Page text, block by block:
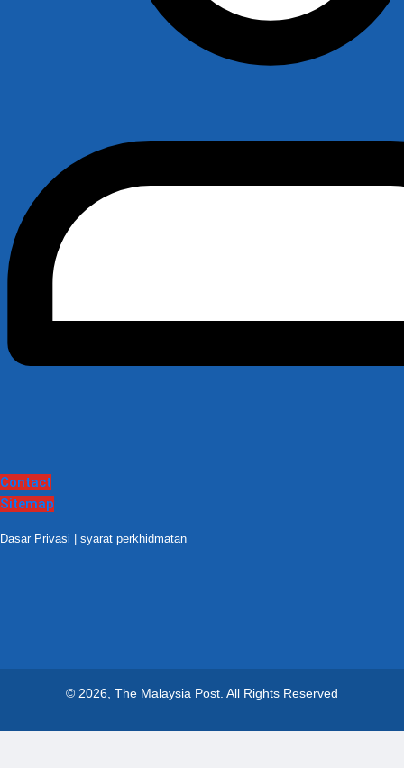
Contact
Sitemap
Dasar Privasi syarat perkhidmatan
© 2026, The Malaysia Post. All Rights Reserved